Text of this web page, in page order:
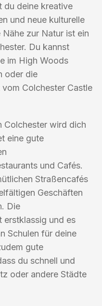
du deine kreative
und neue kulturelle
Nähe zur Natur ist ein
Du kannst
im High Woods
oder die
Colchester Castle
Colchester wird dich
eine gute
und Cafés.
Straßencafés
Geschäften
Die
erstklassig und es
Schulen für deine
gute
du schnell und
oder andere Städte